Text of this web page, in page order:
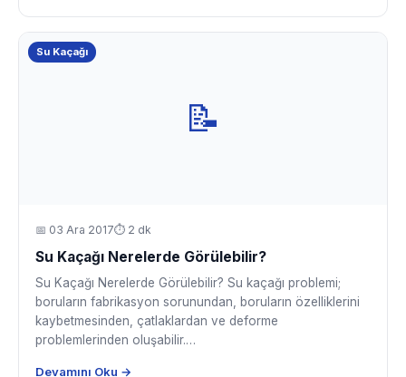
📝
Su Kaçağı
📅 03 Ara 2017⏱ 2 dk
Su Kaçağı Nerelerde Görülebilir?
Su Kaçağı Nerelerde Görülebilir? Su kaçağı problemi;
boruların fabrikasyon sorunundan, boruların özelliklerini
kaybetmesinden, çatlaklardan ve deforme
problemlerinden oluşabilir.…
Devamını Oku →